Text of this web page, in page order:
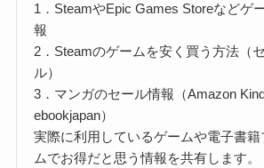
1．SteamやEpic Games Storeなどゲ
報
2．Steamのゲームを安く買う方法（
ル）
3．マンガのセール情報（Amazon
ebookjapan）
実際に利用しているゲームや電子書
ムでお得だと思う情報を共有します。